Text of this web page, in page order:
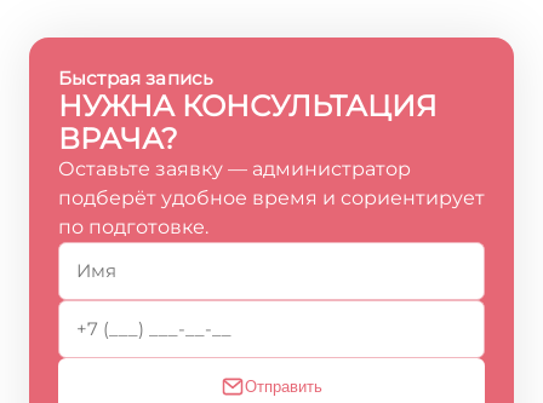
Быстрая запись
НУЖНА КОНСУЛЬТАЦИЯ
ВРАЧА?
Оставьте заявку — администратор
подберёт удобное время и сориентирует
по подготовке.
Отправить